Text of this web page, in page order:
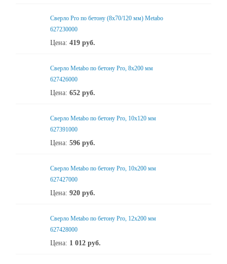
Сверло Pro по бетону (8х70/120 мм) Metabo
627230000
Цена: 419 руб.
Сверло Metabo по бетону Pro, 8х200 мм
627426000
Цена: 652 руб.
Сверло Metabo по бетону Pro, 10х120 мм
627391000
Цена: 596 руб.
Сверло Metabo по бетону Pro, 10х200 мм
627427000
Цена: 920 руб.
Сверло Metabo по бетону Pro, 12х200 мм
627428000
Цена: 1 012 руб.